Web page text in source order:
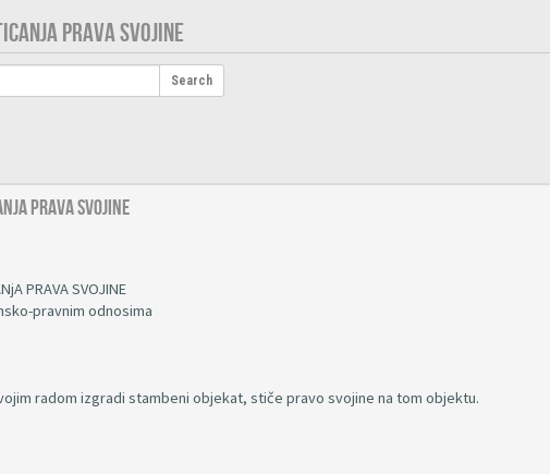
PRAVA SVOJINE
Search
prava svojine
PRAVA SVOJINE
pravnim odnosima
radom izgradi stambeni objekat, stiče pravo svojine na tom objektu.